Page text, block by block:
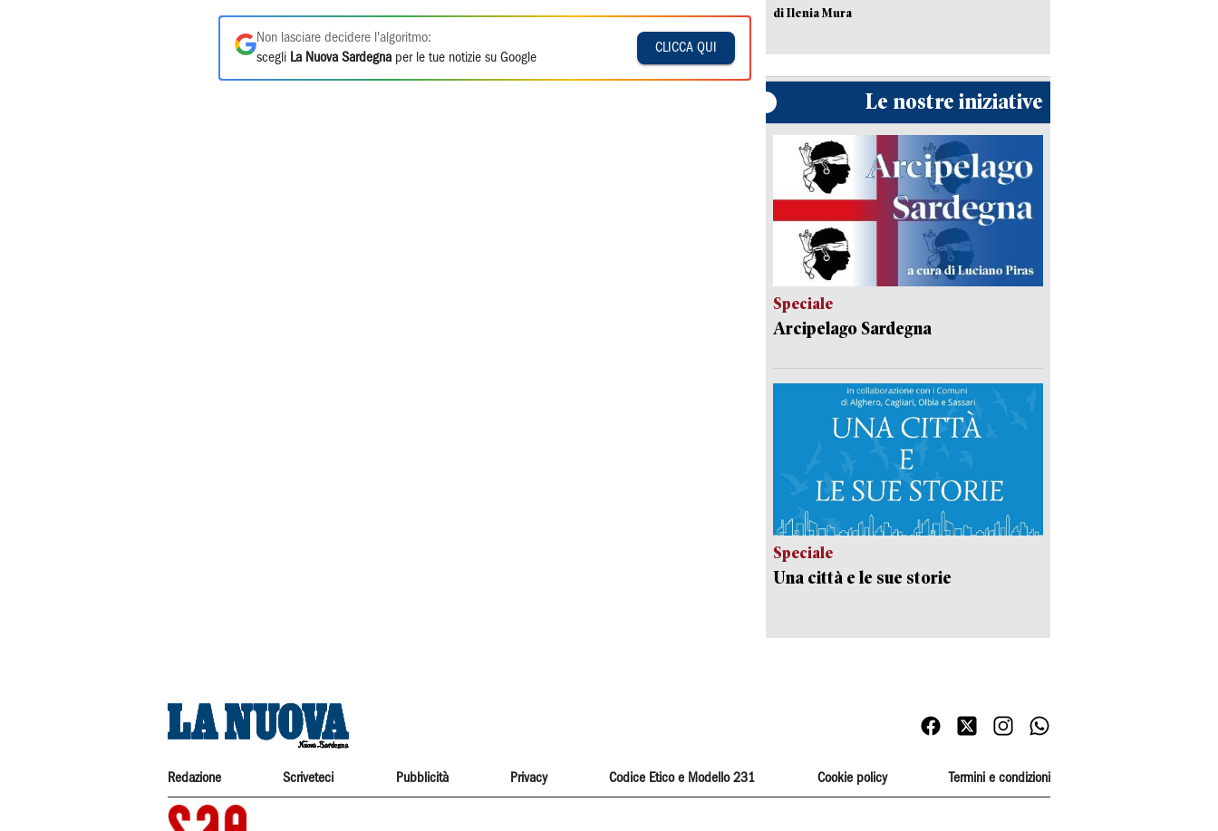
Non lasciare decidere l'algoritmo:
scegli La Nuova Sardegna per le tue notizie su Google
CLICCA QUI
di Ilenia Mura
Le nostre iniziative
Speciale
Arcipelago Sardegna
Speciale
Una città e le sue storie
Redazione Scriveteci Pubblicità Privacy Codice Etico e Modello 231 Cookie policy Termini e condizioni